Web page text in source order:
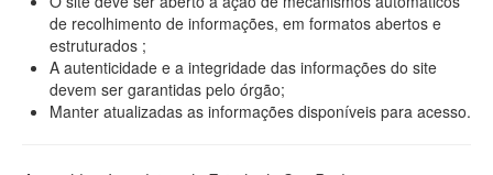
de recolhimento de informações, em formatos abertos e
estruturados ;
A autenticidade e a integridade das informações do site
devem ser garantidas pelo órgão;
Manter atualizadas as informações disponíveis para acesso.